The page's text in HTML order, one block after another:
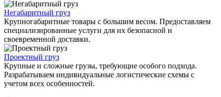
Негабаритный груз
Крупногабаритные товары с большим весом. Предоставляем
специализированные услуги для их безопасной и
своевременной доставки.
Проектный груз
Крупные и сложные грузы, требующие особого подхода.
Разрабатываем индивидуальные логистические схемы с
учетом всех особенностей.